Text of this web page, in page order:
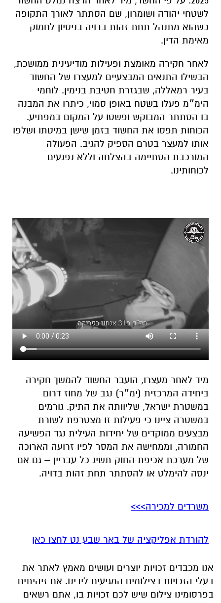
לאחר חקירה מאומצת ופעילות מודיעינית ממושכת,
הבשילו התנאים המבצעיים למעצרו של החשוד
בעיר רמאללה, שבגזרת חטיבת בנימין. לוחמי
בו הסתתר המבוקש ופשטו על המקום במפתיע.
הכוחות תפסו את החשוד בזמן שישן במיטתו ושלפו
אותו למעצר בטרם הספיק להגיב. הפעולה
המורכבת הסתיימה בהצלחה וללא נפגעים
לכוחותינו.
מיד לאחר מעצרו, הועבר החשוד להמשך חקירה
ביחידה המרכזית (ימ״ר) נגב של מחוז דרום
במשטרת ישראל, שליוותה את התיק. גורמים
מבצעים ממוקדים של יחידות העילית נגד הפשיעה
החמורה, וממחישה את המסר לפיו זרועה הארוכה
של מערכת אכיפת החוק תשיג כל עבריין – גם אם
ינסה להימלט או להסתתר תחת זהות בדויה.
משרדים למכירה>>>
בפרסומינו צילום שיש לכם זכויות בו, אתם רשאים
כתובת המייל:ram@isnet.co.il